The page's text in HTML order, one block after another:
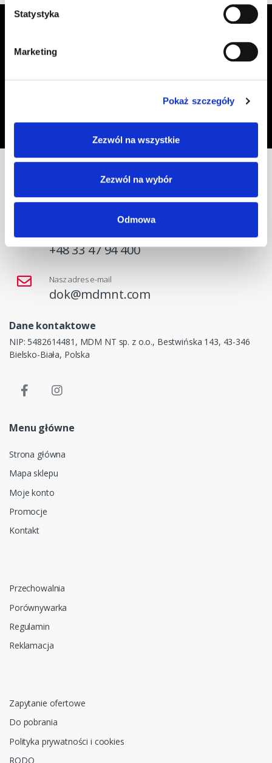
Statystyka
Marketing
Pokaż szczegóły
Zezwól na wszystkie
Zezwól na wybór
Odmowa
Zapisz się do Newslettera, aby
otrzymywać informacje o aktualnych
promocjach!
Adres email
ofercie sklepu tj. o promocjach, nowościach i rabatach.
Masz pytania? Skontaktuj się z nami!
+48 33 47 94 400
Nasz adres e-mail
dok@mdmnt.com
Dane kontaktowe
NIP: 5482614481, MDM NT sp. z o.o., Bestwińska 143, 43-346
Bielsko-Biała, Polska
Menu główne
Strona główna
Mapa sklepu
Moje konto
Promocje
Kontakt
Przechowalnia
Porównywarka
Regulamin
Reklamacja
Zapytanie ofertowe
Do pobrania
Polityka prywatności i cookies
RODO